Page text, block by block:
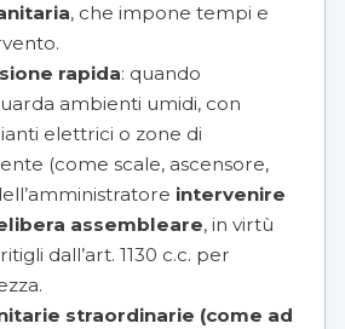
, che impone tempi e
rapida: quando
ambienti umidi, con
elettrici o zone di
(come scale, ascensore,
intervenire
assembleare, in virtù
dall’art. 1130 c.c. per
straordinarie (come ad